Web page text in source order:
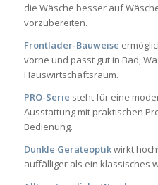
die Wäsche besser auf
vorzubereiten.
Frontlader-Bauweise
vorne und passt gut in Bad,
Hauswirtschaftsraum.
PRO-Serie steht für eine
Ausstattung mit praktischen
Bedienung.
Dunkle Geräteoptikwirkt
auffälliger als ein klassisches